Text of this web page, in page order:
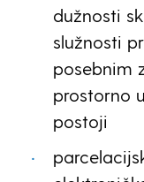
dužnosti
služnosti
posebnim
prostorno
postoji